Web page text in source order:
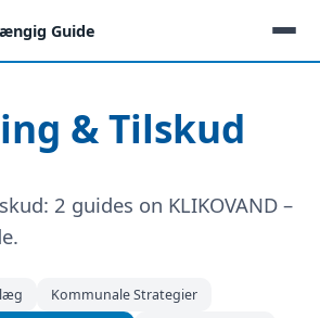
Guide
& Tilskud
2 guides on KLIKOVAND –
Kommunale Strategier